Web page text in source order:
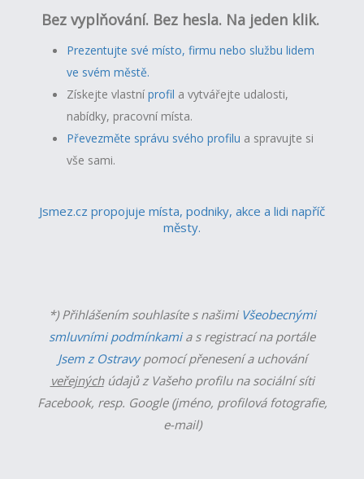
Bez vyplňování. Bez hesla. Na jeden klik.
Prezentujte své místo, firmu nebo službu lidem
ve svém městě.
Získejte vlastníprofil a vytvářejte udalosti,
nabídky, pracovní místa.
Převezměte správu svého profilu a spravujte si
vše sami.
Jsmez.cz propojuje místa, podniky, akce a lidi napříč
městy.
*) Přihlášením souhlasíte s našimi Všeobecnými
smluvními podmínkamia s registrací na portále
Jsem z Ostravypomocí přenesení a uchování
veřejnýchúdajů z Vašeho profilu na sociální síti
Facebook, resp. Google (jméno, profilová fotografie,
e-mail)